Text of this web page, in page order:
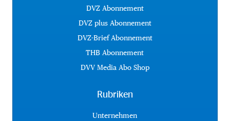
DVZ Abonnement
DVZ plus Abonnement
DVZ-Brief Abonnement
THB Abonnement
DVV Media Abo Shop
Rubriken
Unternehmen